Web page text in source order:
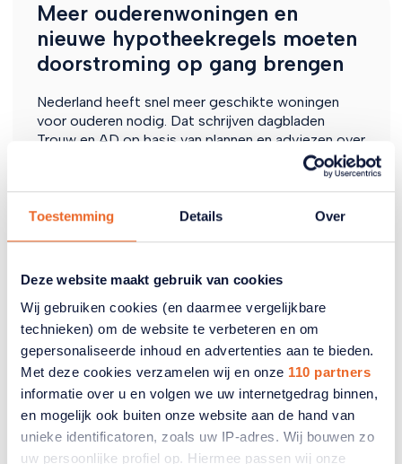
Toestemming Details Over
Deze website maakt gebruik van cookies
Wij gebruiken cookies (en daarmee vergelijkbare
technieken) om de website te verbeteren en om
gepersonaliseerde inhoud en advertenties aan te bieden.
Met deze cookies verzamelen wij en onze 110 partners
informatie over u en volgen we uw internetgedrag binnen,
en mogelijk ook buiten onze website aan de hand van
unieke identificatoren, zoals uw IP-adres. Wij bouwen zo
uw persoonlijke profiel op. Hiermee passen wij onze
Meer ouderenwoningen en
nieuwe hypotheekregels moeten
doorstroming op gang brengen
Nederland heeft snel meer geschikte woningen
voor ouderen nodig. Dat schrijven dagbladen
Trouw en AD op basis van plannen en adviezen over
ouderenhuisvesting. Het gaat niet alleen om
gewone appartementen zonder trap, maar vooral
om woonvormen waar ouderen zelfstandig wonen
en toch hulp, zorg of contact dichtbij hebben. Ook